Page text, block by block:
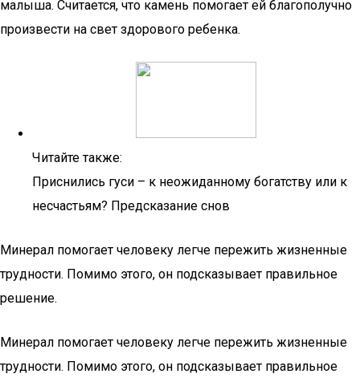
малыша. Считается, что камень помогает ей благополучно
произвести на свет здорового ребенка.
Читайте также:
Приснились гуси – к неожиданному богатству или к
несчастьям? Предсказание снов
Минерал помогает человеку легче пережить жизненные
трудности. Помимо этого, он подсказывает правильное
решение.
Минерал помогает человеку легче пережить жизненные
трудности. Помимо этого, он подсказывает правильное